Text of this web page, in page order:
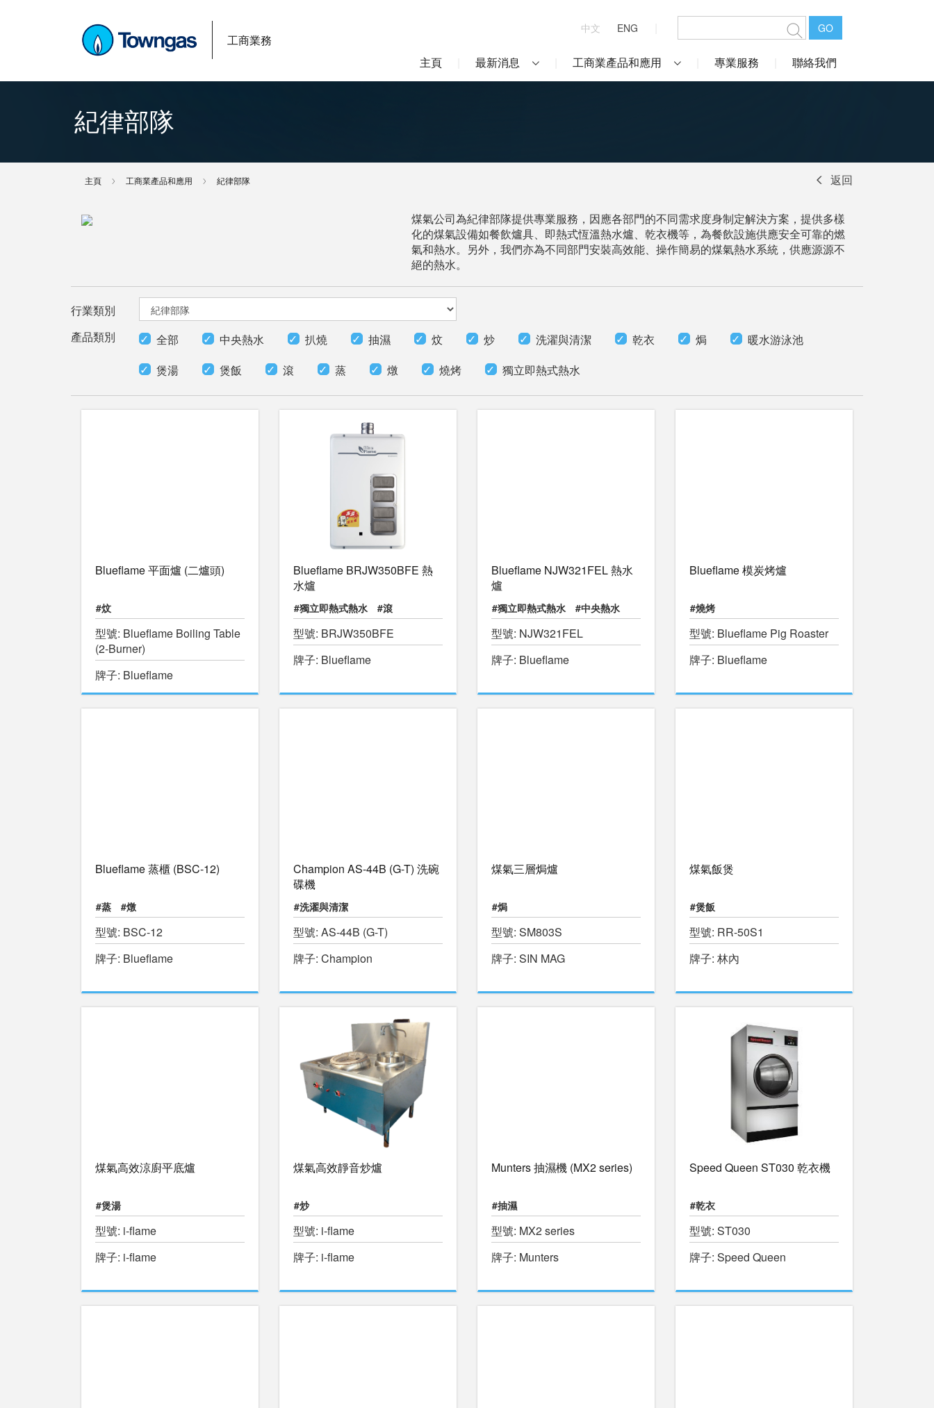
工商業務
中文 ENG GO
主頁 最新消息 工商業產品和應用 專業服務 聯絡我們
紀律部隊
主頁 工商業產品和應用 紀律部隊 返回
煤氣公司為紀律部隊提供專業服務，因應各部門的不同需求度身制定解決方案，提供多樣
化的煤氣設備如餐飲爐具、即熱式恆溫熱水爐、乾衣機等，為餐飲設施供應安全可靠的燃
氣和熱水。另外，我們亦為不同部門安裝高效能、操作簡易的煤氣熱水系統，供應源源不
絕的熱水。
行業類別
產品類別
全部 中央熱水 扒燒 抽濕 炆 炒 洗濯與清潔 乾衣 焗
暖水游泳池
煲湯
煲飯 滾 蒸 燉 燒烤 獨立即熱式熱水
Blueflame 平面爐 (二爐頭)
#炆
型號: Blueflame Boiling Table
(2-Burner)
牌子: Blueflame
Blueflame BRJW350BFE 熱
水爐
#獨立即熱式熱水 #滾
型號: BRJW350BFE
牌子: Blueflame
Blueflame NJW321FEL 熱水
爐
#獨立即熱式熱水
#中央熱水
#暖水游泳池
#物理治療池
型號: NJW321FEL
牌子: Blueflame
Blueflame 模炭烤爐
#燒烤
型號: Blueflame Pig Roaster
牌子: Blueflame
Blueflame 蒸櫃 (BSC-12)
#蒸 #燉
型號: BSC-12
牌子: Blueflame
Champion AS-44B (G-T) 洗碗
碟機
#洗濯與清潔
型號: AS-44B (G-T)
牌子: Champion
煤氣三層焗爐
#焗
型號: SM803S
牌子: SIN MAG
煤氣飯煲
#煲飯
型號: RR-50S1
牌子: 林內
煤氣高效涼廚平底爐
#煲湯
型號: i-flame
牌子: i-flame
煤氣高效靜音炒爐
#炒
型號: i-flame
牌子: i-flame
Munters 抽濕機 (MX2 series)
#抽濕
型號: MX2 series
牌子: Munters
Speed Queen ST030 乾衣機
#乾衣
型號: ST030
牌子: Speed Queen